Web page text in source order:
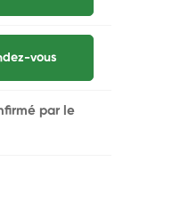
vous
par le